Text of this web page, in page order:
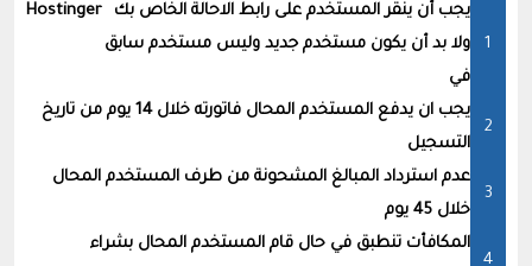
يجب أن ينقر المستخدم على رابط الاحالة الخاص بك
ولا بد أن يكون مستخدم جديد وليس مستخدم سابق
في
Hostinger
يجب ان يدفع المستخدم المحال فاتورته خلال 14 يوم من تاريخ
التسجيل
عدم استرداد المبالغ المشحونة من طرف المستخدم المحال
خلال 45 يوم
المكافأت تنطبق في حال قام المستخدم المحال بشراء